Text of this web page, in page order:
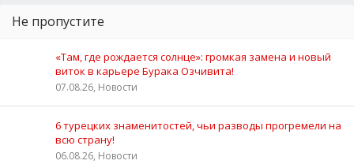
Не пропустите
«Там, где рождается солнце»: громкая замена и новый
виток в карьере Бурака Озчивита!
07.08.26, Новости
6 турецких знаменитостей, чьи разводы прогремели на
всю страну!
06.08.26, Новости